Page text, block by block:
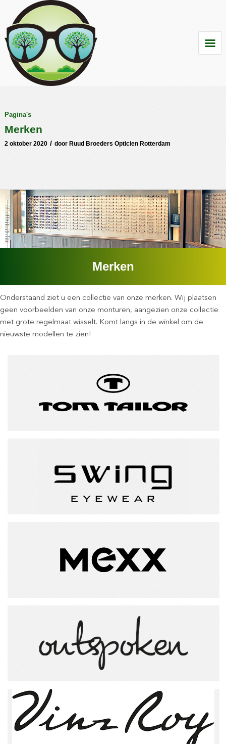
Pagina's
Merken
2 oktober 2020 / door Ruud Broeders Opticien Rotterdam
Merken
Onderstaand ziet u een collectie van onze merken. Wij plaatsen
geen voorbeelden van onze monturen, aangezien onze collectie
met grote regelmaat wisselt. Komt langs in de winkel om de
nieuwste modellen te zien!